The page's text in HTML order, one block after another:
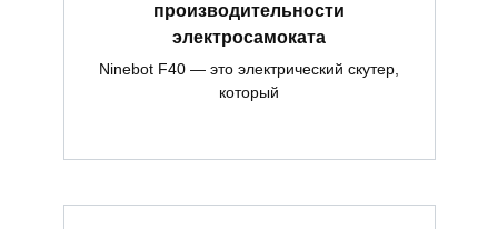
производительности
электросамоката
Ninebot F40 — это электрический скутер,
который